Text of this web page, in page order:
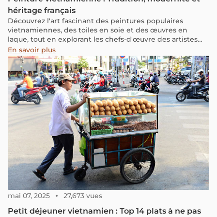
héritage français
Découvrez l'art fascinant des peintures populaires
vietnamiennes, des toiles en soie et des œuvres en
laque, tout en explorant les chefs-d'œuvre des artistes
vietnamiens. Du patrimoine traditionnel aux influences
modernes de l'art occidental, plongez dans l'histoire et la
beauté unique de l'art vietnamien
En savoir plus
mai 07, 2025 27,673 vues
Petit déjeuner vietnamien : Top 14 plats à ne pas